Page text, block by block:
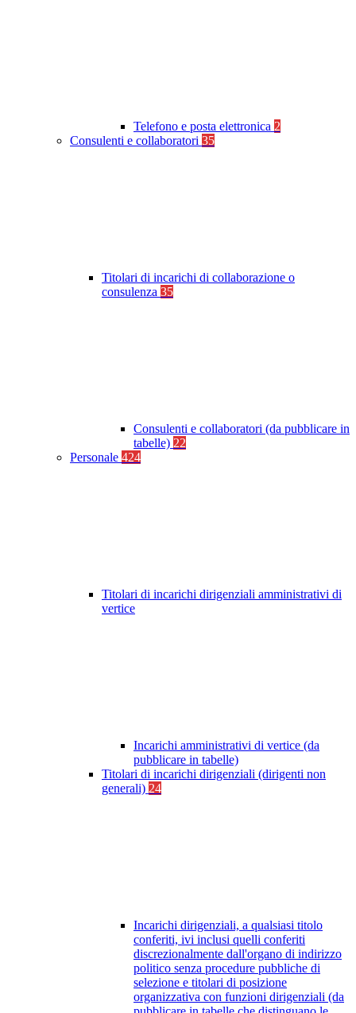
Telefono e posta elettronica 2
Consulenti e collaboratori 35
Titolari di incarichi di collaborazione o
consulenza 35
Consulenti e collaboratori (da pubblicare in
tabelle) 22
Personale 424
Titolari di incarichi dirigenziali amministrativi di
vertice
Incarichi amministrativi di vertice (da
pubblicare in tabelle)
Titolari di incarichi dirigenziali (dirigenti non
generali) 24
Incarichi dirigenziali, a qualsiasi titolo
conferiti, ivi inclusi quelli conferiti
discrezionalmente dall'organo di indirizzo
politico senza procedure pubbliche di
selezione e titolari di posizione
organizzativa con funzioni dirigenziali (da